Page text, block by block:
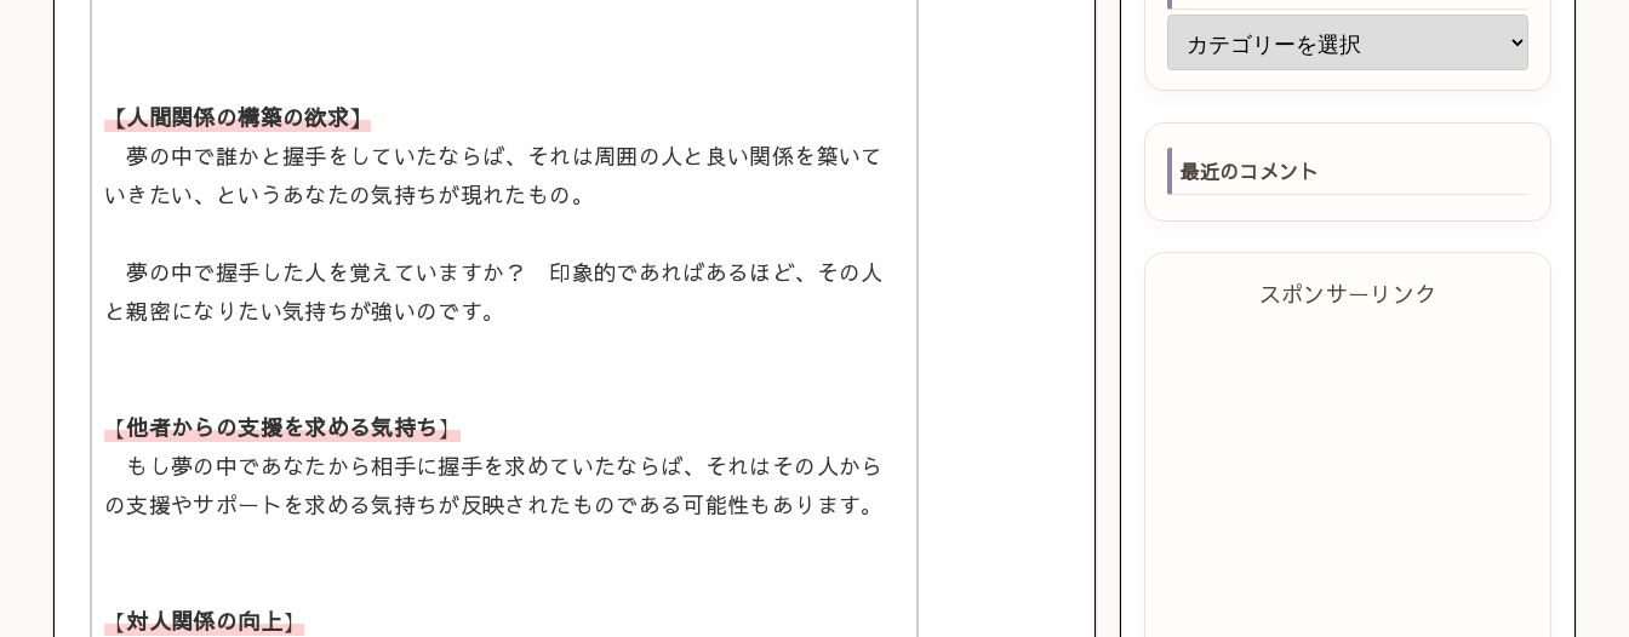
【人間関係の構築の欲求】
夢の中で誰かと握手をしていたならば、それは周囲の人と良い関係を築いて
いきたい、というあなたの気持ちが現れたもの。
夢の中で握手した人を覚えていますか？ 印象的であればあるほど、その人
と親密になりたい気持ちが強いのです。
【他者からの支援を求める気持ち】
もし夢の中であなたから相手に握手を求めていたならば、それはその人から
の支援やサポートを求める気持ちが反映されたものである可能性もあります。
【対人関係の向上】
最近のコメント
スポンサーリンク